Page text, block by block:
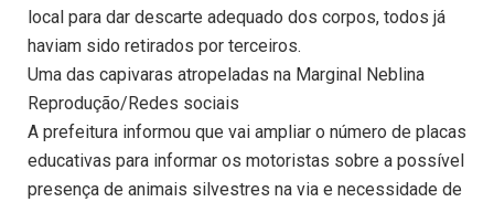
local para dar descarte adequado dos corpos, todos já
haviam sido retirados por terceiros.
Uma das capivaras atropeladas na Marginal Neblina
Reprodução/Redes sociais
A prefeitura informou que vai ampliar o número de placas
educativas para informar os motoristas sobre a possível
presença de animais silvestres na via e necessidade de